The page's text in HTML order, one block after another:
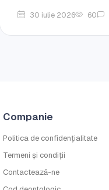
30 iulie 2026 60
Companie
Politica de confidențialitate
Termeni și condiții
Contactează-ne